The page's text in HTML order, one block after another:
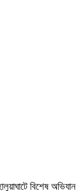
বিশেষ অভিযান